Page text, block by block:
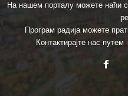
На нашем порталу можете наћи
Програм радија можете
Контактирајте нас путем